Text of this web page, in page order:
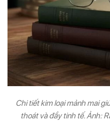
Chi tiết kim loại mảnh mai
thoát và đầy tinh tế. Ảnh: